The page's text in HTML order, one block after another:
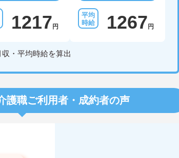
1217 円 1267 円
・平均時給を算出
護職ご利用者・成約者の声